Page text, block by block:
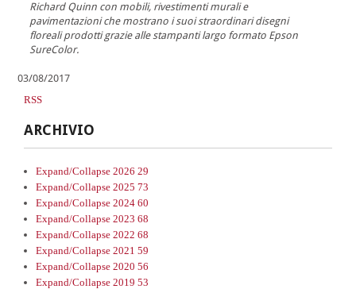
Richard Quinn con mobili, rivestimenti murali e
pavimentazioni che mostrano i suoi straordinari disegni
floreali prodotti grazie alle stampanti largo formato Epson
SureColor.
03/08/2017
RSS
ARCHIVIO
Expand/Collapse 2026 29
Expand/Collapse 2025 73
Expand/Collapse 2024 60
Expand/Collapse 2023 68
Expand/Collapse 2022 68
Expand/Collapse 2021 59
Expand/Collapse 2020 56
Expand/Collapse 2019 53